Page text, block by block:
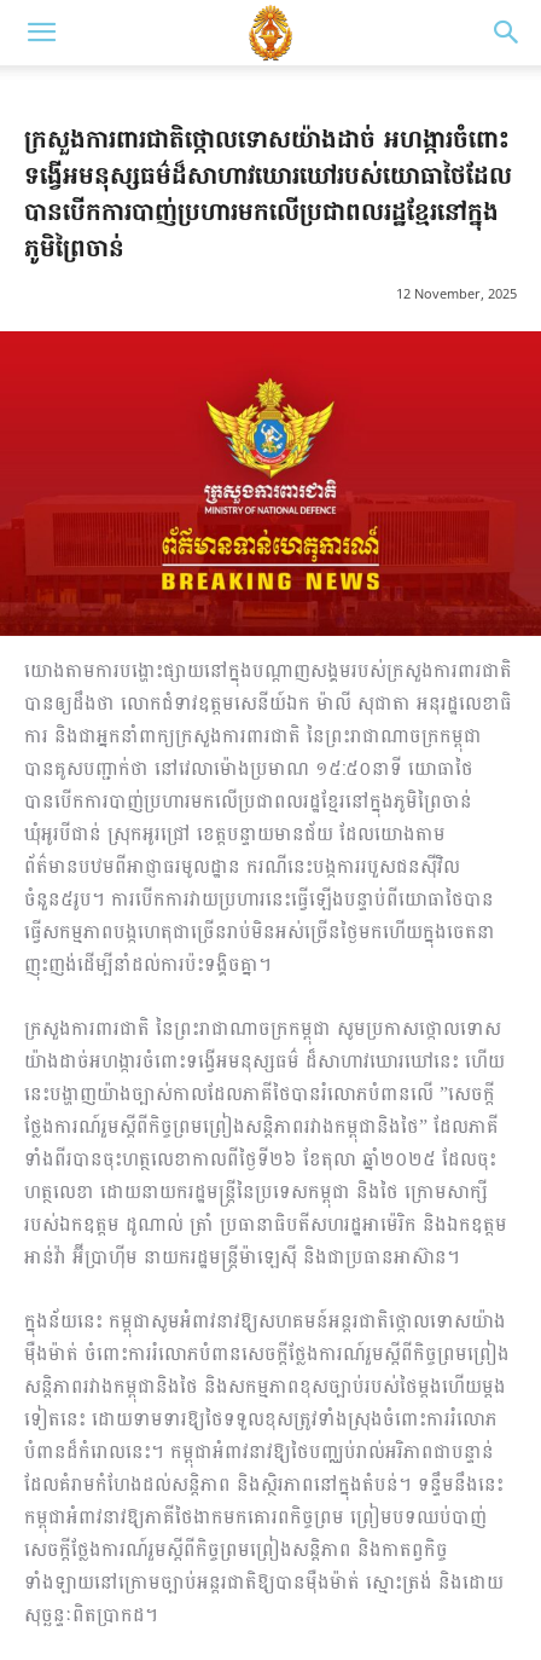
ក្រសួងការពារជាតិថ្កោលទោសយ៉ាងដាច់ អហង្ការចំពោះ
ទង្វើអមនុស្សធម៌ដ៏សាហាវឃោរឃៅរបស់យោធាថៃដែល
បានបើកការបាញ់ប្រហារមកលើប្រជាពលរដ្ឋខ្មែរនៅក្នុង
ភូមិព្រៃចាន់
12 November, 2025
យោងតាមការបង្ហោះផ្សាយនៅក្នុងបណ្ដាញសង្គមរបស់ក្រសួងការពារជាតិ
បានឲ្យដឹងថា លោកជំទាវឧត្តមសេនីយ៍ឯក ម៉ាលី សុជាតា អនុរដ្ឋលេខាធិ
ការ និងជាអ្នកនាំពាក្យក្រសួងការពារជាតិ នៃព្រះរាជាណាចក្រកម្ពុជា
បានគូសបញ្ជាក់ថា នៅវេលាម៉ោងប្រមាណ ១៥:៥០នាទី យោធាថៃ
បានបើកការបាញ់ប្រហារមកលើប្រជាពលរដ្ឋខ្មែរនៅក្នុងភូមិព្រៃចាន់
ឃុំអូរបីជាន់ ស្រុកអូរជ្រៅ ខេត្តបន្ទាយមានជ័យ ដែលយោងតាម
ព័ត៌មានបឋមពីអាជ្ញាធរមូលដ្ឋាន ករណីនេះបង្កការរបួសជនស៊ីវិល
ចំនួន៥រូប។ ការបើកការវាយប្រហារនេះធ្វើឡើងបន្ទាប់ពីយោធាថៃបាន
ធ្វើសកម្មភាពបង្កហេតុជាច្រើនរាប់មិនអស់ច្រើនថ្ងៃមកហើយក្នុងចេតនា
ញុះញង់ដើម្បីនាំដល់ការប៉ះទង្គិចគ្នា។
ក្រសួងការពារជាតិ នៃព្រះរាជាណាចក្រកម្ពុជា សូមប្រកាសថ្កោលទោស
យ៉ាងដាច់អហង្ការចំពោះទង្វើអមនុស្សធម៌ ដ៏សាហាវឃោរឃៅនេះ ហើយ
នេះបង្ហាញយ៉ាងច្បាស់កាលដែលភាគីថៃបានរំលោភបំពានលើ ”សេចក្តី
ថ្លែងការណ៍រួមស្តីពីកិច្ចព្រមព្រៀងសន្តិភាពរវាងកម្ពុជានិងថៃ” ដែលភាគី
ទាំងពីរបានចុះហត្ថលេខាកាលពីថ្ងៃទី២៦ ខែតុលា ឆ្នាំ២០២៥ ដែលចុះ
ហត្ថលេខា ដោយនាយករដ្ឋមន្ត្រីនៃប្រទេសកម្ពុជា និងថៃ ក្រោមសាក្សី
របស់ឯកឧត្តម ដូណាល់ ត្រាំ ប្រធានាធិបតីសហរដ្ឋអាម៉េរិក និងឯកឧត្តម
អាន់វ៉ា អ៊ីប្រាហ៊ីម នាយករដ្ឋមន្ត្រីម៉ាឡេស៊ី និងជាប្រធានអាស៊ាន។
ក្នុងន័យនេះ កម្ពុជាសូមអំពាវនាវឱ្យសហគមន៍អន្តរជាតិថ្កោលទោសយ៉ាង
ម៉ឺងម៉ាត់ ចំពោះការរំលោភបំពានសេចក្តីថ្លែងការណ៍រួមស្តីពីកិច្ចព្រមព្រៀង
សន្តិភាពរវាងកម្ពុជានិងថៃ និងសកម្មភាពខុសច្បាប់របស់ថៃម្តងហើយម្តង
ទៀតនេះ ដោយទាមទារឱ្យថៃទទួលខុសត្រូវទាំងស្រុងចំពោះការរំលោភ
បំពានដ៏កំរោលនេះ។ កម្ពុជាអំពាវនាវឱ្យថៃបញ្ឈប់រាល់អរិភាពជាបន្ទាន់
ដែលគំរាមកំហែងដល់សន្តិភាព និងស្ថិរភាពនៅក្នុងតំបន់។ ទន្ទឹមនឹងនេះ
កម្ពុជាអំពាវនាវឱ្យភាគីថៃងាកមកគោរពកិច្ចព្រម ព្រៀមបទឈប់បាញ់
សេចក្តីថ្លែងការណ៍រួមស្តីពីកិច្ចព្រមព្រៀងសន្តិភាព និងកាតព្វកិច្ច
ទាំងឡាយនៅក្រោមច្បាប់អន្តរជាតិឱ្យបានម៉ឺងម៉ាត់ ស្មោះត្រង់ និងដោយ
សុច្ឆន្ទៈពិតប្រាកដ។